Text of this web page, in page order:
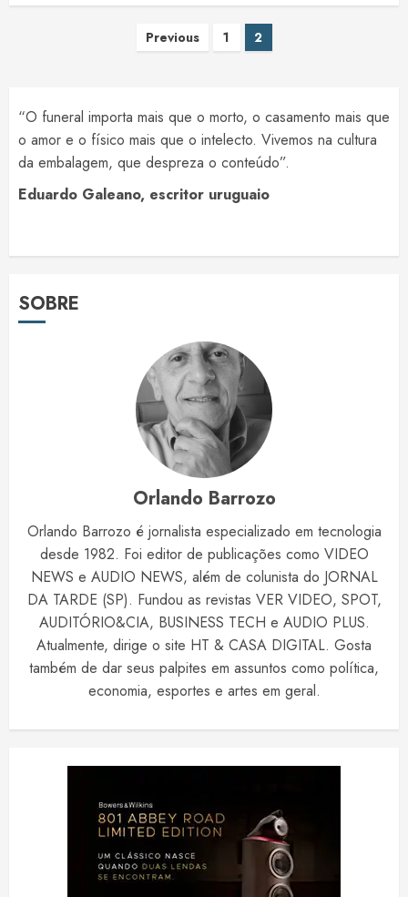
Paginação
posts
Previous 1 2
“O funeral importa mais que o morto, o casamento mais que
o amor e o físico mais que o intelecto. Vivemos na cultura
da embalagem, que despreza o conteúdo”.
Eduardo Galeano, escritor uruguaio
SOBRE
Orlando Barrozo
Orlando Barrozo é jornalista especializado em tecnologia
desde 1982. Foi editor de publicações como VIDEO
NEWS e AUDIO NEWS, além de colunista do JORNAL
DA TARDE (SP). Fundou as revistas VER VIDEO, SPOT,
AUDITÓRIO&CIA, BUSINESS TECH e AUDIO PLUS.
Atualmente, dirige o site HT & CASA DIGITAL. Gosta
também de dar seus palpites em assuntos como política,
economia, esportes e artes em geral.